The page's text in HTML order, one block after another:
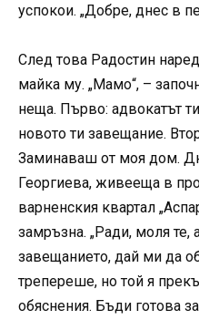
успокои. „Добре, днес в
След това Радостин
майка му. „Мамо“, –
неща. Първо: адвокатът
новото ти завещание.
Заминаваш от моя дом.
Георгиева, живееща в
варненския квартал
замръзна. „Ради, моля те,
завещанието, дай ми да
трепереше, но той я
обяснения. Бъди готова